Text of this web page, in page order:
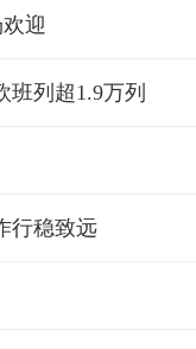
迎
列超1.9万列
行稳致远